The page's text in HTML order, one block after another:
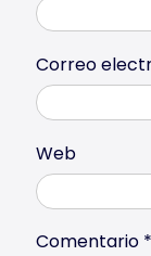
Comentario *
Correo
Web